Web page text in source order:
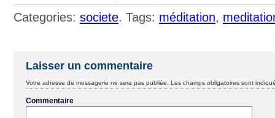
Categories: societe. Tags: méditation,
Laisser un commentaire
Votre adresse de messagerie ne sera pas publiée. Les champs obligatoires sont
Commentaire